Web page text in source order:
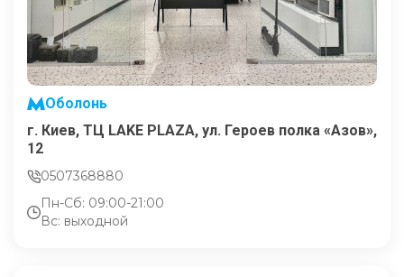
Оболонь
г. Киев, ТЦ LAKE PLAZA, ул. Героев полка «Азов»,
12
0507368880
Пн-Сб: 09:00-21:00
Вс: выходной